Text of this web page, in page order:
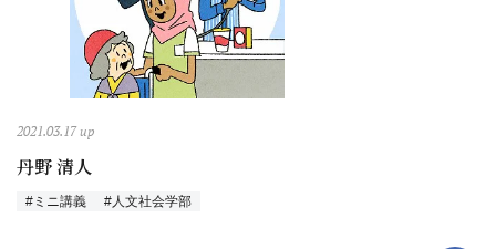
2021.03.17 up
丹野 清人
#ミニ講義 #人文社会学部